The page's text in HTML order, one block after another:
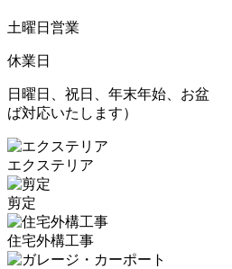
土曜日営業
休業日
日曜日、祝日、年末年始、お盆
ば対応いたします）
エクステリア
剪定
住宅外構工事